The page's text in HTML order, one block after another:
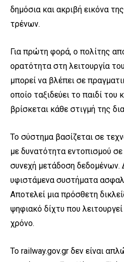
δημόσια και ακριβή εικόνα
τρένων.
Για πρώτη φορά, ο πολίτης
ορατότητα στη λειτουργία
μπορεί να βλέπει σε
οποίο ταξιδεύει το παιδί του
βρίσκεται κάθε στιγμή της
Το σύστημα βασίζεται σε
με δυνατότητα εντοπισμού
συνεχή μετάδοση δεδομένων.
υφιστάμενα συστήματα
Αποτελεί μια πρόσθετη
ψηφιακό δίχτυ που
χρόνο.
Το railway.gov.gr δεν είναι